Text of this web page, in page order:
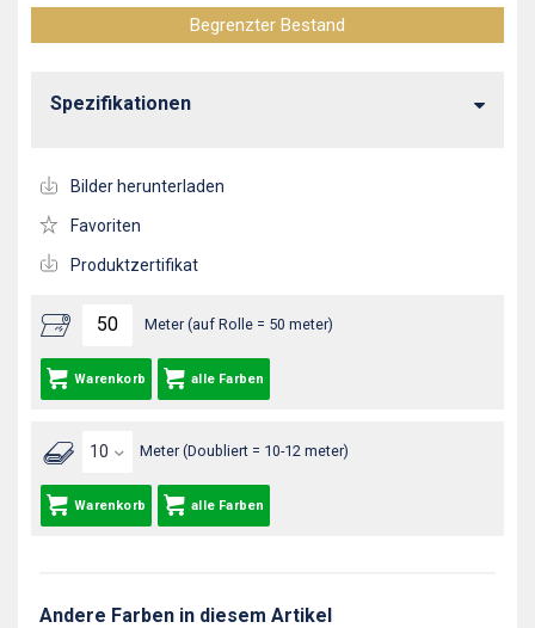
Meter (auf Rolle = 50 meter)
Warenkorb alle Farben
Meter (Doubliert = 10-12 meter)
Warenkorb alle Farben
Begrenzter Bestand
Spezifikationen
Bilder herunterladen
Favoriten
Produktzertifikat
Andere Farben in diesem Artikel